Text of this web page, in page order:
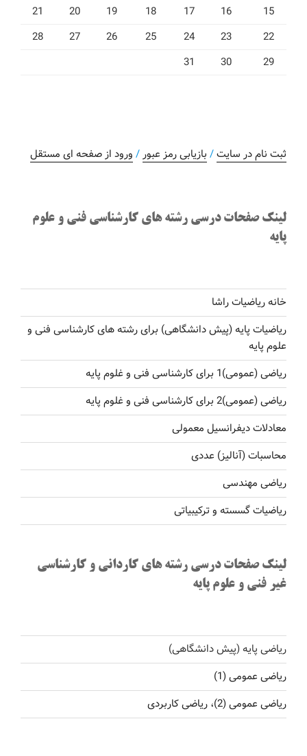
15
16
17
18
19
20
21
22
23
24
25
26
27
28
29
30
31
ثبت نام در سایت/ بازیابی رمز عبور/ ورود از صفحه ای مستقل
لینک صفحات درسی رشته های کارشناسی فنی و علوم
پایه
خانه ریاضیات راشا
ریاضیات پایه (پیش دانشگاهی) برای رشته های کارشناسی فنی و
علوم پایه
ریاضی (عمومی)1 برای کارشناسی فنی و غلوم پایه
ریاضی (عمومی)2 برای کارشناسی فنی و غلوم پایه
معادلات دیفرانسیل معمولی
محاسبات (آنالیز) عددی
ریاضی مهندسی
ریاضیات گسسته و ترکیبیاتی
لینک صفحات درسی رشته های کاردانی و کارشناسی
غیر فنی و علوم پایه
ریاضی پایه (پیش دانشگاهی)
ریاضی عمومی (1)
ریاضی عمومی (2)، ریاضی کاربردی